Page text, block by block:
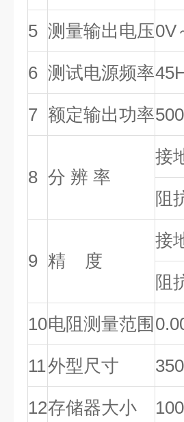
5 测量输出电压0V
6 测试电源频率
7 额定输出功率
8 分 辨 率
接
阻
9 精 度
接
阻
10电阻测量范围
11外型尺寸
12存储器大小